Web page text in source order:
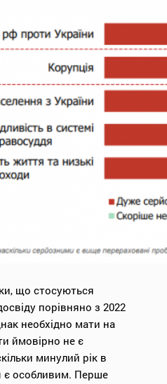
що стосуються
порівняно з 2022
необхідно мати на
ймовірно не є
минулий рік в
є особливим. Перше